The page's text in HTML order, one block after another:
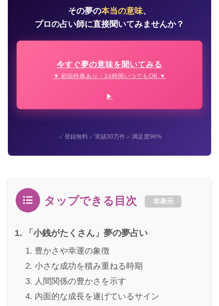
その夢の本当の意味、
プロの占い師に直接聞いてみませんか？
今すぐ夢の意味を聞いてみる
▼ 初回特典あり・24時間いつでもOK ▼
✓登録無料✓実績30万件✓満足度96%
タップできる目次 非表示
「小銭がたくさん」夢の夢占い
豊かさや幸運の象徴
小さな成功を積み重ねる時期
人間関係の豊かさを示す
内面的な成長を遂げているサイン